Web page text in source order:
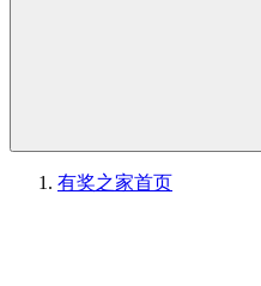
有奖之家首页